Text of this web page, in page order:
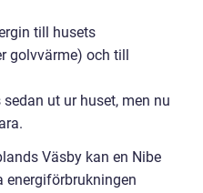
till husets
golvvärme) och till
ut ur huset, men nu
Väsby kan en Nibe